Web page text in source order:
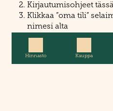
Hinnasto Kauppa
Kirjautumisohjeet tässä
Klikkaa ”oma tili”
nimesi alta
Varmista,
Omissa tiedoissa